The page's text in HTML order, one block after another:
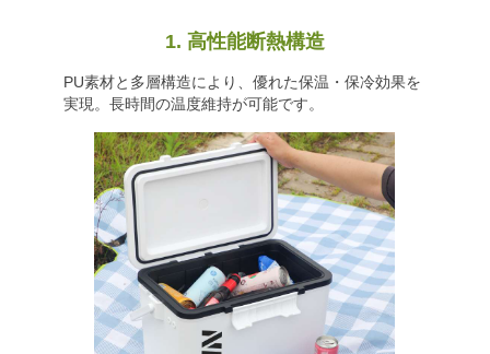
1. 高性能断熱構造
PU素材と多層構造により、優れた保温・保冷効果を
実現。長時間の温度維持が可能です。